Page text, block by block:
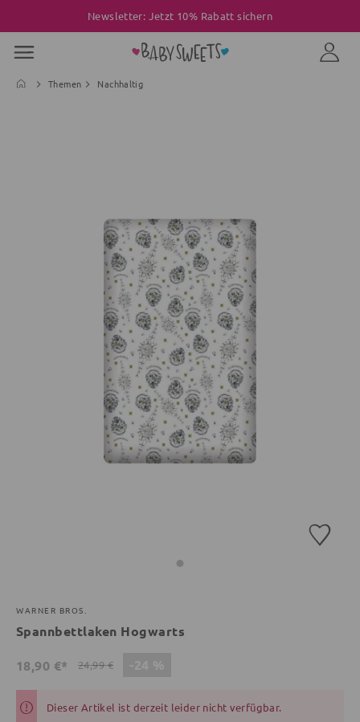
Newsletter: Jetzt 10% Rabatt sichern
Themen Nachhaltig
WARNER BROS.
Spannbettlaken Hogwarts
18,90 €* 24,99 €
Dieser Artikel ist derzeit leider nicht verfügbar.